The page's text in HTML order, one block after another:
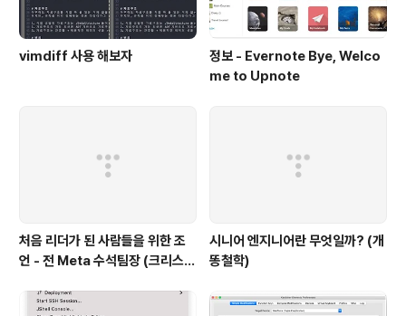
vimdiff 사용 해보자
정보 - Evernote Bye, Welco
me to Upnote
처음 리더가 된 사람들을 위한 조
언 - 전 Meta 수석팀장 (크리스
시니어 엔지니어란 무엇일까? (개
똥철학)